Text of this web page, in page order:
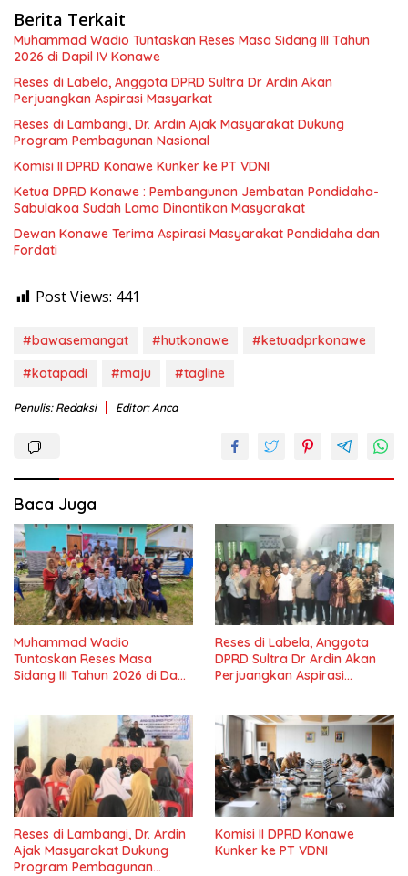
Berita Terkait
Muhammad Wadio Tuntaskan Reses Masa Sidang III Tahun
2026 di Dapil IV Konawe
Reses di Labela, Anggota DPRD Sultra Dr Ardin Akan
Perjuangkan Aspirasi Masyarkat
Reses di Lambangi, Dr. Ardin Ajak Masyarakat Dukung
Program Pembagunan Nasional
Komisi II DPRD Konawe Kunker ke PT VDNI
Ketua DPRD Konawe : Pembangunan Jembatan Pondidaha-
Sabulakoa Sudah Lama Dinantikan Masyarakat
Dewan Konawe Terima Aspirasi Masyarakat Pondidaha dan
Fordati
Post Views: 441
#bawasemangat #hutkonawe
#ketuadprkonawe
#kotapadi
#maju #tagline
Penulis: Redaksi Editor: Anca
Baca Juga
Muhammad Wadio
Tuntaskan Reses Masa
Sidang III Tahun 2026 di Dapil
Reses di Labela, Anggota
DPRD Sultra Dr Ardin Akan
Perjuangkan Aspirasi
Reses di Lambangi, Dr. Ardin
Ajak Masyarakat Dukung
Program Pembagunan
Komisi II DPRD Konawe
Kunker ke PT VDNI